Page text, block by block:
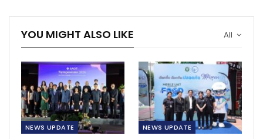
All
YOU MIGHT ALSO LIKE
NEWS​ UPDATE NEWS​ UPDATE